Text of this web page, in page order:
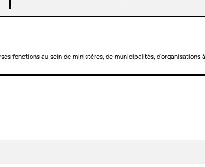
fonctions au sein de ministères, de municipalités,